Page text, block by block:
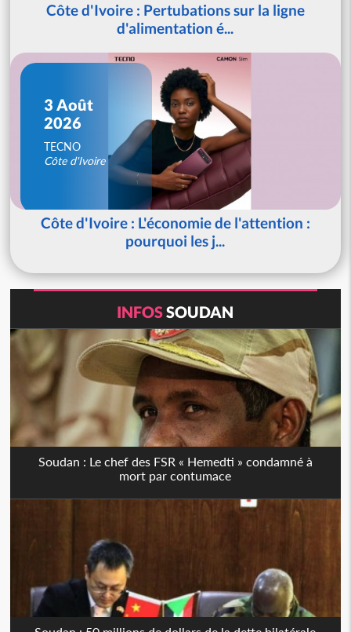
Côte d'Ivoire : Pertubations sur la ligne
d'alimentation é...
3 Août
2026
TECNO
Côte d'Ivoire
Côte d'Ivoire : L'économie de l'attention :
pourquoi les j...
INFOSSOUDAN
Soudan : Le chef des FSR « Hemedti » condamné à
mort par contumace